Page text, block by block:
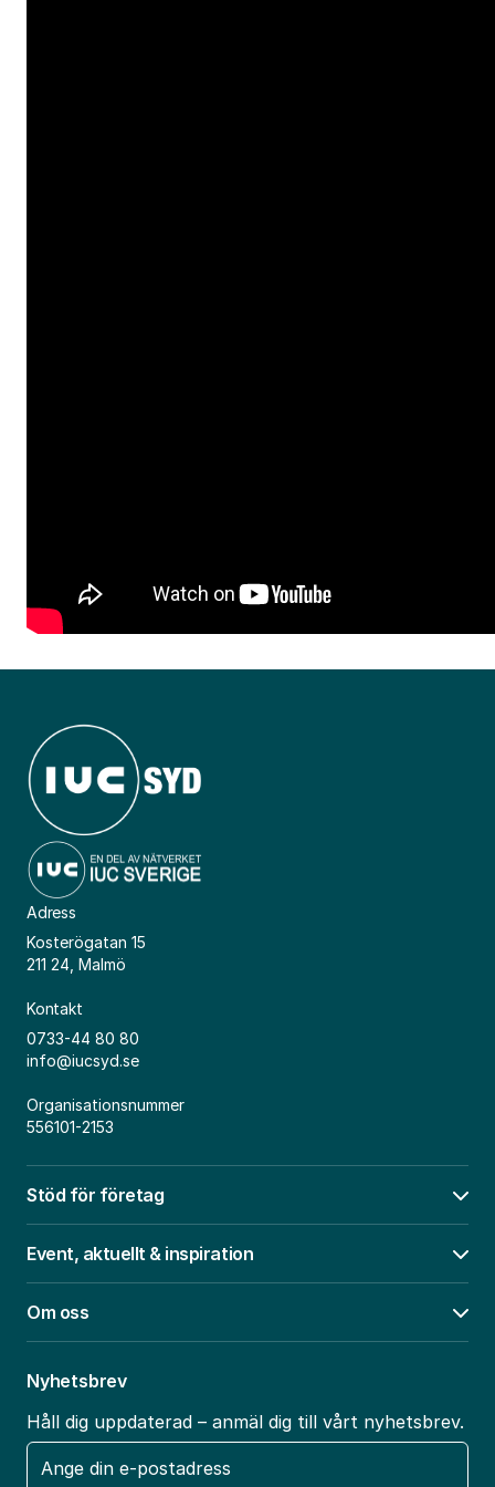
Adress
Kosterögatan 15
211 24, Malmö
Kontakt
0733-44 80 80
info@iucsyd.se
Organisationsnummer
556101-2153
Stöd för företag
Event, aktuellt & inspiration
Om oss
Nyhetsbrev
Håll dig uppdaterad – anmäl dig till vårt nyhetsbrev.
E-
post